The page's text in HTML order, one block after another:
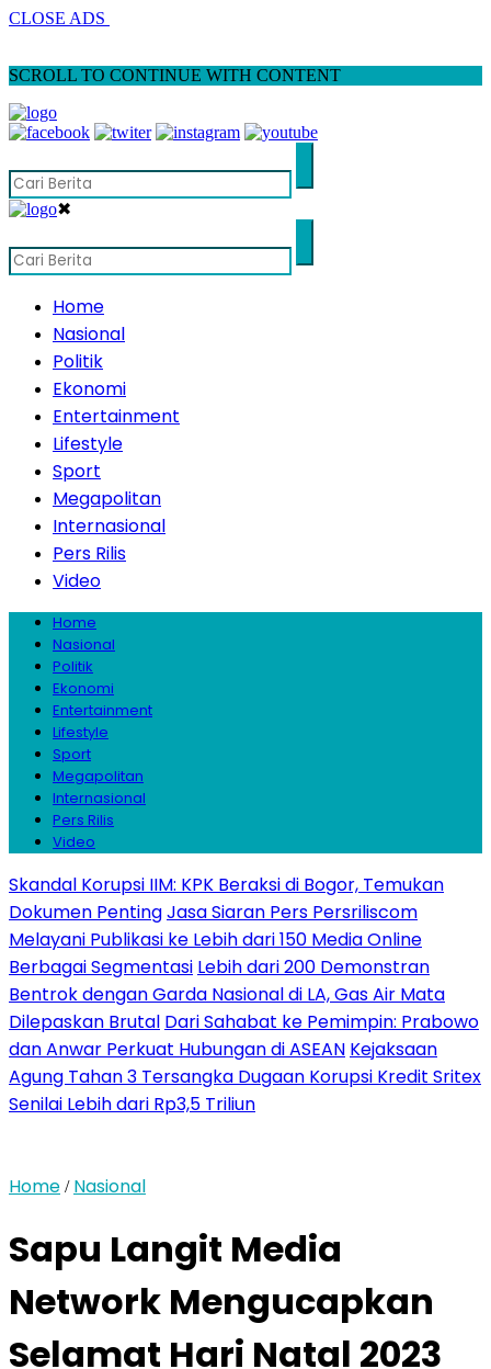
CLOSE ADS
SCROLL TO CONTINUE WITH CONTENT
✖
Home
Nasional
Politik
Ekonomi
Entertainment
Lifestyle
Sport
Megapolitan
Internasional
Pers Rilis
Video
Home
Nasional
Politik
Ekonomi
Entertainment
Lifestyle
Sport
Megapolitan
Internasional
Pers Rilis
Video
Skandal Korupsi IIM: KPK Beraksi di Bogor, Temukan
Dokumen PentingJasa Siaran Pers Persriliscom
Melayani Publikasi ke Lebih dari 150 Media Online
Berbagai Segmentasi Lebih dari 200 Demonstran
Bentrok dengan Garda Nasional di LA, Gas Air Mata
Dilepaskan Brutal Dari Sahabat ke Pemimpin: Prabowo
dan Anwar Perkuat Hubungan di ASEAN Kejaksaan
Agung Tahan 3 Tersangka Dugaan Korupsi Kredit Sritex
Senilai Lebih dari Rp3,5 Triliun
Home / Nasional
Sapu Langit Media
Network Mengucapkan
Selamat Hari Natal 2023